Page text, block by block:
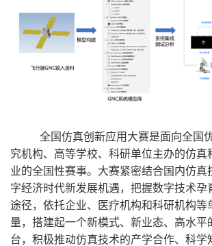
全国仿真创新应用大赛是面向全国
究机构、高等学校、科研单位主办的仿真
业的全国性赛事。大赛紧密结合国内仿真
字经济时代新发展机遇，把握数字技术孕
途径，依托企业、医疗机构和科研机构等
量，搭建起一个新模式、新业态、高水平
台，积极推动仿真技术的产学合作、科学